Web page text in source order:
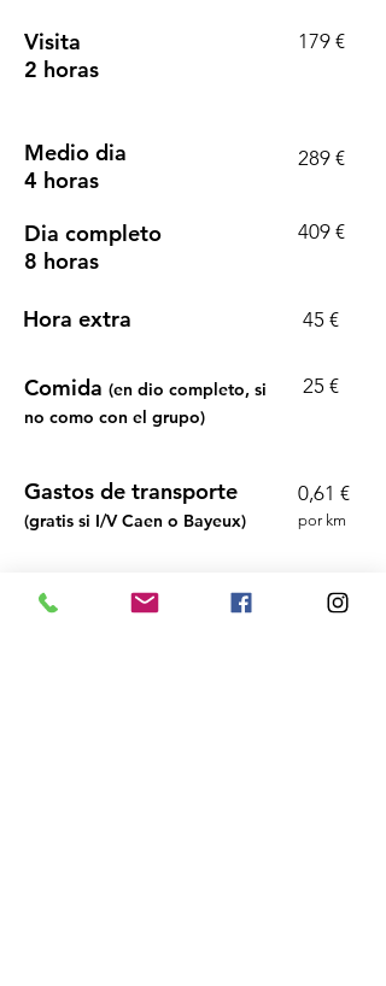
Visita
2 horas
Medio dia
4 horas
Dia completo
8 horas
Hora extra
Comida (en dio completo, si
no como con el grupo)
Gastos de transporte
(gratis si I/V Caen o Bayeux)
Privatizacion del guia
179 €
289 €
409 €
45 €
25 €
0,61 €
por km
Contàcte